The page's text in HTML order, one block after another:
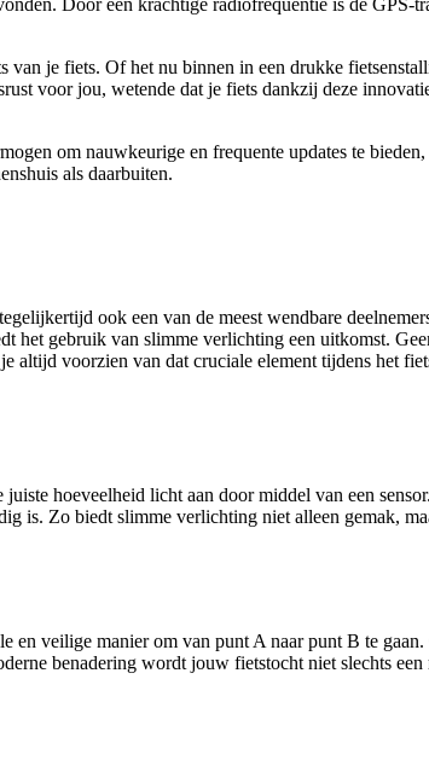
Door een krachtige radiofrequentie is de GPS-
je fiets. Of het nu binnen in een drukke
voor jou, wetende dat je fiets dankzij deze
om nauwkeurige en frequente updates te
als daarbuiten.
ook een van de meest wendbare
gebruik van slimme verlichting een uitkomst.
voorzien van dat cruciale element tijdens het
hoeveelheid licht aan door middel van een
is. Zo biedt slimme verlichting niet alleen gemak,
veilige manier om van punt A naar punt B te
benadering wordt jouw fietstocht niet slechts